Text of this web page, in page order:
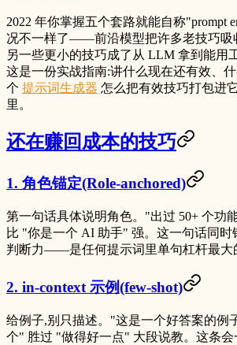
2022 年你掌握五个套路就能自称"prompt
况不一样了——前沿模型把许多老技巧吸
另一些更小的技巧成了从 LLM 拿到能用
这是一份实战指南:讲什么现在还有效、
个 提示词生成器 怎么把有效技巧打包进
里。
还在赚回成本的技巧
1. 角色锚定(Role-anchored)
第一句话具体说明角色。"出过 50+ 个功
比 "你是一个 AI 助手" 强。这一句话同时
判断力——是任何提示词里单句杠杆最大
2. in-context 示例(few-shot)
给例子,别只描述。"这是一个好答案的例
个" 胜过 "做得好一点" 大段说教。这条会